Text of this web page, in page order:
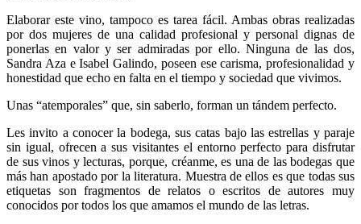
Elaborar este vino, tampoco es tarea fácil. Ambas obras realizadas
por dos mujeres de una calidad profesional y personal dignas de
ponerlas en valor y ser admiradas por ello. Ninguna de las dos,
Sandra Aza e Isabel Galindo, poseen ese carisma, profesionalidad y
honestidad que echo en falta en el tiempo y sociedad que vivimos.
Unas “atemporales” que, sin saberlo, forman un tándem perfecto.
Les invito a conocer la bodega, sus catas bajo las estrellas y paraje
sin igual, ofrecen a sus visitantes el entorno perfecto para disfrutar
de sus vinos y lecturas, porque, créanme, es una de las bodegas que
más han apostado por la literatura. Muestra de ellos es que todas sus
etiquetas son fragmentos de relatos o escritos de autores muy
conocidos por todos los que amamos el mundo de las letras.